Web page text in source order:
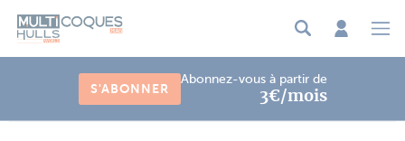
S'ABONNER
Abonnez-vous à partir de
3€/mois